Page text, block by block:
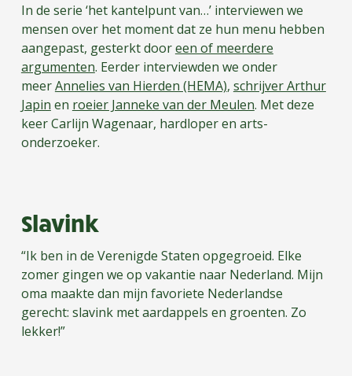
In de serie ‘het kantelpunt van…’ interviewen we
mensen over het moment dat ze hun menu hebben
aangepast, gesterkt dooreen of meerdere
argumenten. Eerder interviewden we onder
meerAnnelies van Hierden (HEMA), schrijver Arthur
Japin en roeier Janneke van der Meulen. Met deze
keer Carlijn Wagenaar, hardloper en arts-
onderzoeker.
Slavink
“Ik ben in de Verenigde Staten opgegroeid. Elke
zomer gingen we op vakantie naar Nederland. Mijn
oma maakte dan mijn favoriete Nederlandse
gerecht: slavink met aardappels en groenten. Zo
lekker!”